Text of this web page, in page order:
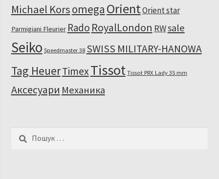
Michael Korsomega OrientOrient star
Parmigiani Fleurier Rado RoyalLondon RWsale
Seiko Speedmaster 38 SWISS MILITARY-HANOWA
Tag HeuerTimexTissot Tissot PRX Lady 35 mm
Аксесуари Механика
Пошук: